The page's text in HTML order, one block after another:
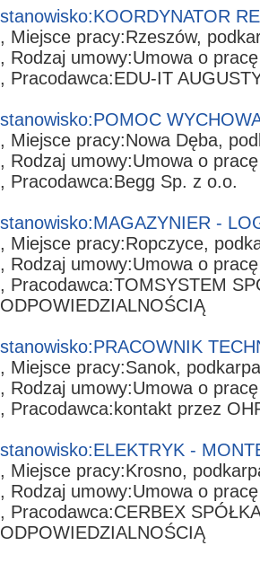
stanowisko:KOORDYNATOR
, Miejsce pracy:Rzeszów,
, Rodzaj umowy:Umowa o pracę
, Pracodawca:EDU-IT
stanowisko:POMOC
, Miejsce pracy:Nowa Dęba,
, Rodzaj umowy:Umowa o pracę
, Pracodawca:Begg Sp. z o.o.
stanowisko:MAGAZYNIER -
, Miejsce pracy:Ropczyce,
, Rodzaj umowy:Umowa o pracę
, Pracodawca:TOMSYSTEM
ODPOWIEDZIALNOŚCIĄ
stanowisko:PRACOWNIK
, Miejsce pracy:Sanok,
, Rodzaj umowy:Umowa o pracę
, Pracodawca: kontakt przez
stanowisko:ELEKTRYK -
, Miejsce pracy:Krosno,
, Rodzaj umowy:Umowa o pracę
, Pracodawca:CERBEX
ODPOWIEDZIALNOŚCIĄ